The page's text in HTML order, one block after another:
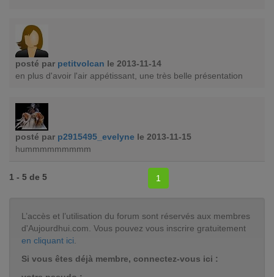
posté par petitvolcan le 2013-11-14
en plus d'avoir l'air appétissant, une très belle présentation
posté par p2915495_evelyne le 2013-11-15
hummmmmmmmm
1 - 5 de 5 1
L’accès et l’utilisation du forum sont réservés aux membres
d'Aujourdhui.com. Vous pouvez vous inscrire gratuitement
en cliquant ici.
Si vous êtes déjà membre, connectez-vous ici :